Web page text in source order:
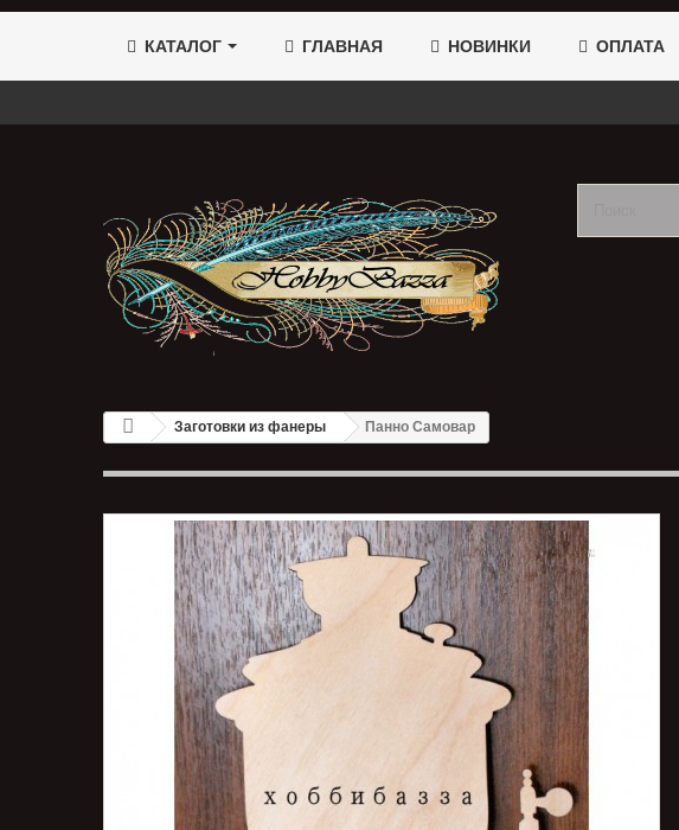
КАТАЛОГ ГЛАВНАЯ НОВИНКИ ОПЛАТА
Заготовки из фанеры Панно Самовар